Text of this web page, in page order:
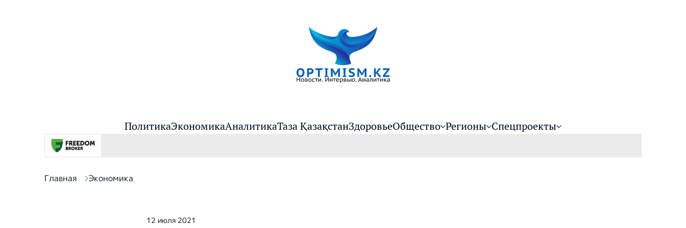
ПолитикаЭкономикаАналитикаТаза ҚазақстанЗдоровьеОбщество Регионы Спецпроекты
Главная Экономика
12 июля 2021